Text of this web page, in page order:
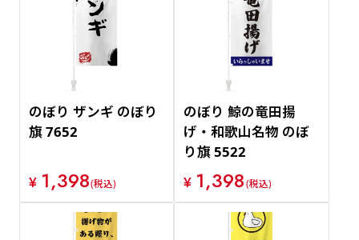
価格が安い順
価格が高い順
のぼり ザンギ のぼり
旗 7652
¥ 1,398(税込)
のぼり 鯨の竜田揚
げ・和歌山名物 のぼ
り旗 5522
¥ 1,398(税込)